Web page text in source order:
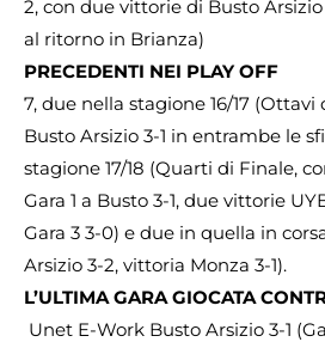
2, con due vittorie di Busto Arsizio
al ritorno in Brianza)
PRECEDENTI NEI PLAY OFF
7, due nella stagione 16/17
Busto Arsizio 3-1 in entrambe le
stagione 17/18 (Quarti di Finale,
Gara 1 a Busto 3-1, due vittorie
Gara 3 3-0) e due in quella in
Arsizio 3-2, vittoria Monza 3-1).
L’ULTIMA GARA GIOCATA
Unet E-Work Busto Arsizio 3-1